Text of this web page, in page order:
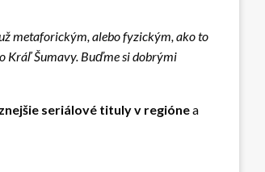
metaforickým, alebo fyzickým, ako to
Kráľ Šumavy. Buďme si dobrými
seriálové tituly v regiónea